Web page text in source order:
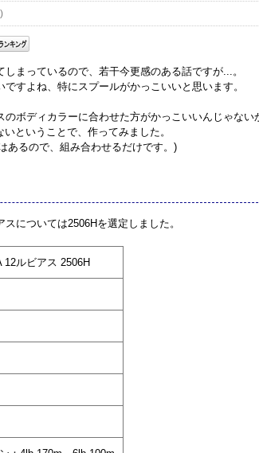
)
まっているので、若干今更感のある話ですが...。
すよね、特にスプールがかっこいいと思います。
ボディカラーに合わせた方がかっこいいんじゃない
ということで、作ってみました。
あるので、組み合わせるだけです。)
については2506Hを選定しました。
12ルビアス 2506H